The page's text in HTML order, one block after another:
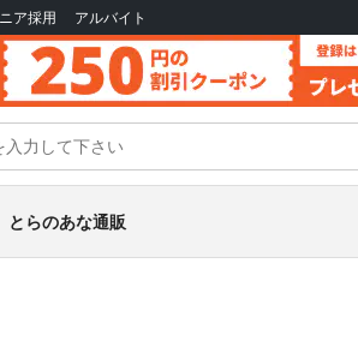
ア採用 アルバイト
とらのあな通販